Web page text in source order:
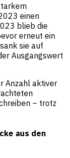
einen
blieb die
erneut ein
sie auf
Ausgangswert
Anzahl aktiver
– trotz
aus den